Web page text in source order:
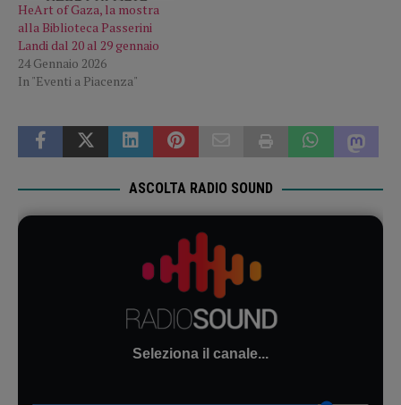
HeArt of Gaza, la mostra
alla Biblioteca Passerini
Landi dal 20 al 29 gennaio
24 Gennaio 2026
In "Eventi a Piacenza"
ASCOLTA RADIO SOUND
Seleziona il canale...